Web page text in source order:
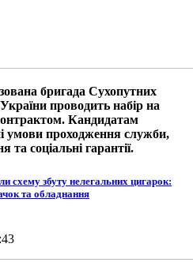
бригада Сухопутних
проводить набір на
Кандидатам
умови проходження служби,
та соціальні гарантії.
схему збуту нелегальних цигарок:
та обладнання